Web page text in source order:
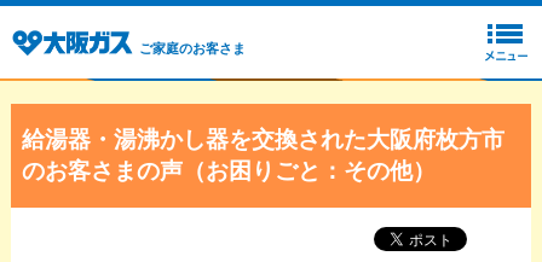
ご家庭のお客さま
給湯器・湯沸かし器を交換された大阪府枚方市
のお客さまの声（お困りごと：その他）